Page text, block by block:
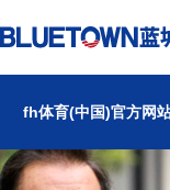
fh体育(中国)官方网